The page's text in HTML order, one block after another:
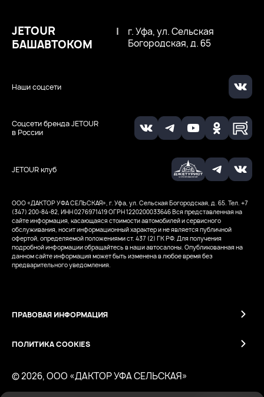
JETOUR клуб
Соцсети бренда JETOUR
в России
Наши соцсети
JETOUR
БАШАВТОКОМ
|
г. Уфа, ул. Сельская
Богородская, д. 65
ООО «ДАКТОР УФА СЕЛЬСКАЯ», г. Уфа, ул. Сельская Богородская, д. 65. Тел. +7
(347) 200-84-82, ИНН 0276971419ОГРН 1220200033646Вся представленная на
сайте информация, касающаяся стоимости автомобилей и сервисного
обслуживания, носит информационный характер и не является публичной
офертой, определяемой положениями ст. 437 (2) ГК РФ. Для получения
подробной информации обращайтесь в наши автосалоны. Опубликованная на
данном сайте информация может быть изменена в любое время без
предварительного уведомления.
© 2026, ООО «ДАКТОР УФА СЕЛЬСКАЯ»
ПРАВОВАЯ ИНФОРМАЦИЯ
ПОЛИТИКА COOKIES